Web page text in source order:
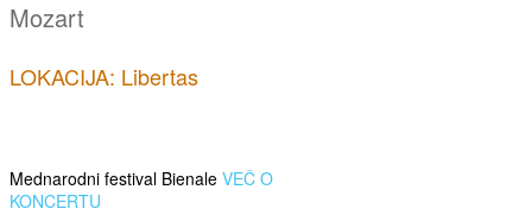
Mozart
LOKACIJA: Libertas
Mednarodni festival Bienale VEČ O
KONCERTU